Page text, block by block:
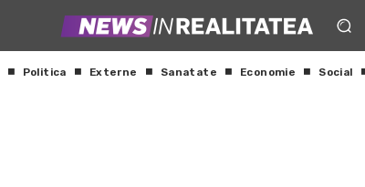
Politica Externe Sanatate Economie Social